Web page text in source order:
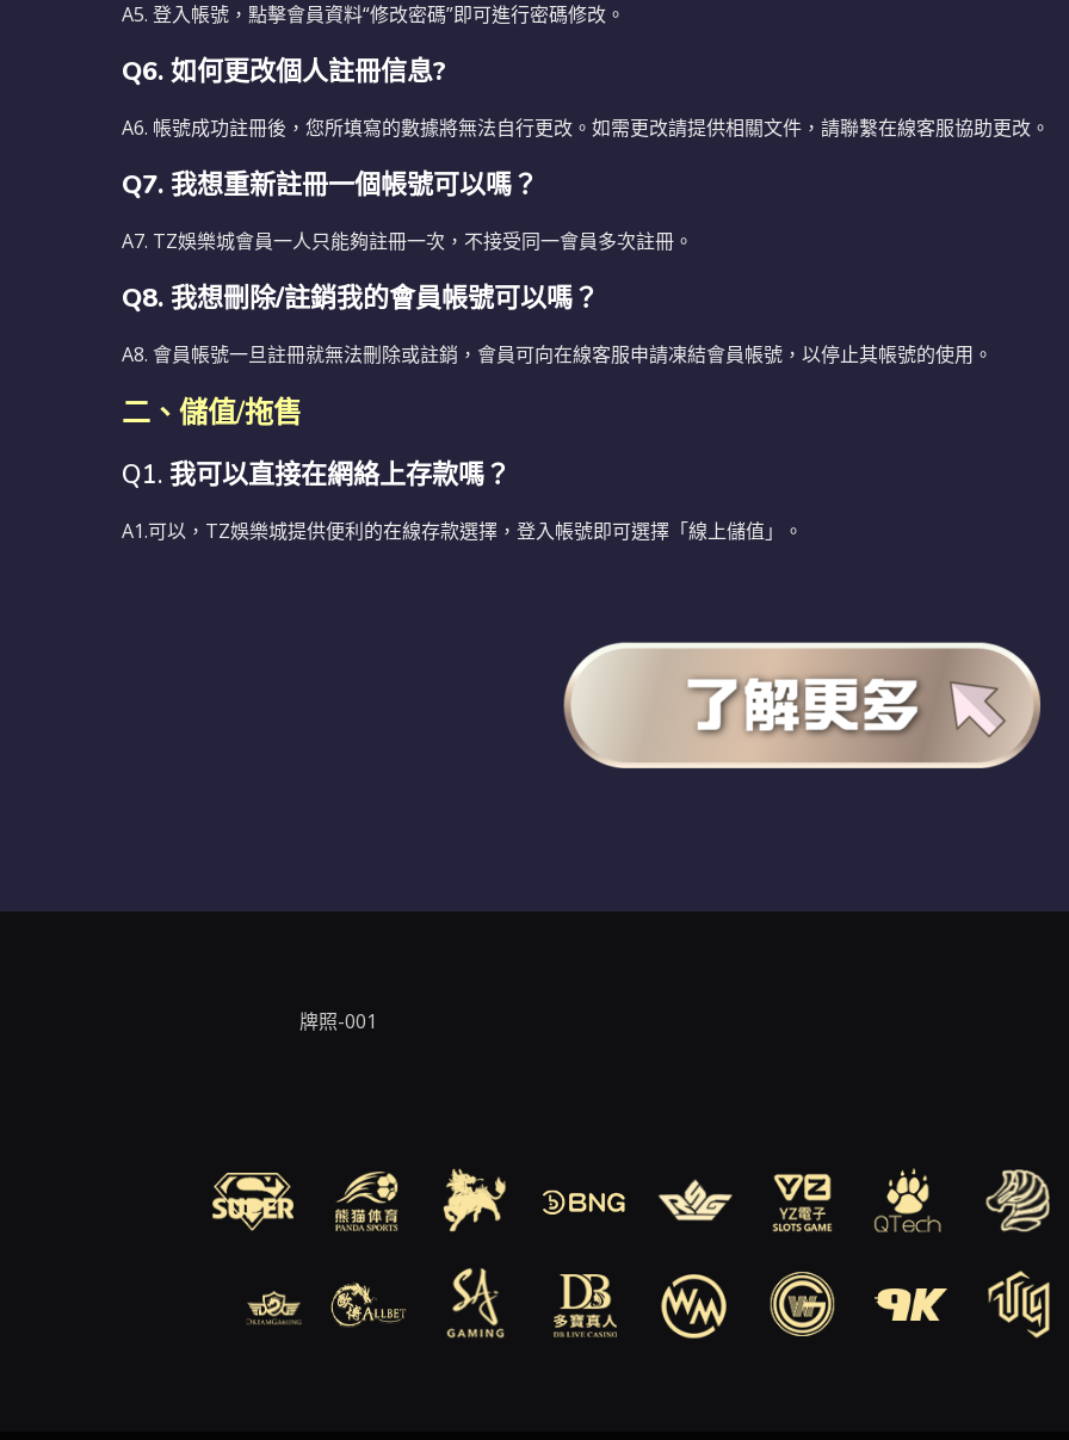
A5. 登入帳號，點擊會員資料“修改密碼”即可進行密碼修改。
Q6. 如何更改個人註冊信息?
A6. 帳號成功註冊後，您所填寫的數據將無法自行更改。如需更改請提供相關文件，請聯繫在線客服協助更改。
Q7. 我想重新註冊一個帳號可以嗎？
A7. TZ娛樂城會員一人只能夠註冊一次，不接受同一會員多次註冊。
Q8. 我想刪除/註銷我的會員帳號可以嗎？
A8. 會員帳號一旦註冊就無法刪除或註銷，會員可向在線客服申請凍結會員帳號，以停止其帳號的使用。
二、儲值/拖售
Q1. 我可以直接在網絡上存款嗎？
A1.可以，TZ娛樂城提供便利的在線存款選擇，登入帳號即可選擇「線上儲值」。
牌照-001
牌照-002
牌照-003